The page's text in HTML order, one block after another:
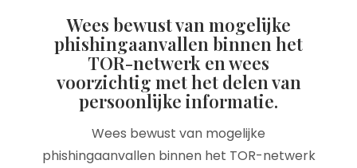
Wees bewust van mogelijke
phishingaanvallen binnen het
TOR-netwerk en wees
voorzichtig met het delen van
persoonlijke informatie.
Wees bewust van mogelijke
phishingaanvallen binnen het TOR-netwerk